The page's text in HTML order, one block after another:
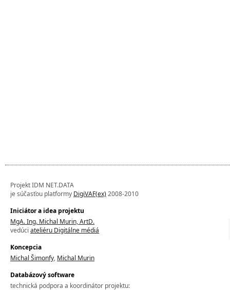
Projekt IDM NET.DATA
je súčasťou platformy DigiVAF(ex)2008-2010
Iniciátor a idea projektu
MgA. Ing. Michal Murin, ArtD.
vedúci ateliéru Digitálne médiá
Koncepcia
Michal Šimonfy, Michal Murin
Databázový software
technická podpora a koordinátor projektu: